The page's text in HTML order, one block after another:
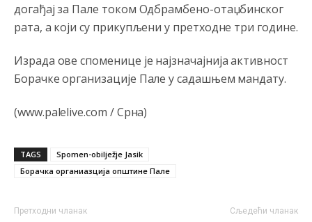
догађај за Пале током Одбрамбено-отаџбинског
рата, а који су прикупљени у претходне три године.
Израда ове споменице је најзначајнија активност
Борачке организације Пале у садашњем мандату.
(www.palelive.com / Срна)
TAGS
Spomen-obilježje Jasik
Борачка органиазција општине Пале
Претходни чланак Сљедећи чланак
АМЕРИКАНЦИ ДО КРАЈА ГОДИНЕ ОДЛАЗЕ СА
КОСОВА
Затвара се и база Бондстил, у којој је лета 1999.
године било чак 7.000 војника.
Анонимно2806773 јуче 7:01
Анонимно2806773 јуче 7:05